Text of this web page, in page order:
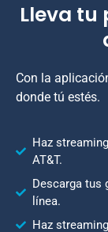
Lleva
Con la
donde tú estés.
Haz
AT&T.
Descarga tus
línea.
Haz